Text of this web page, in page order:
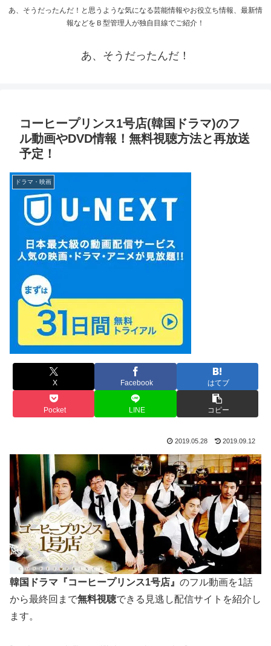
あ、そうだったんだ！と思うような気になる芸能情報やお役立ち情報、最新情
報などをＢ型管理人が独自目線でご紹介！
あ、そうだったんだ！
コーヒープリンス1号店(韓国ドラマ)のフ
ル動画やDVD情報！無料視聴方法と再放送
予定！
ドラマ・映画
X Facebook はてブ
Pocket LINE コピー
2019.05.28 2019.09.12
韓国ドラマ『コーヒープリンス1号店』 のフル動画を1話
から最終回まで無料視聴できる見逃し配信サイトを紹介し
ます。